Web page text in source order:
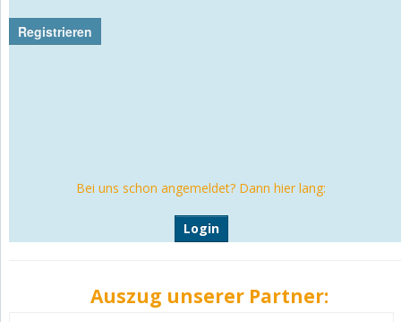
Bei uns schon angemeldet? Dann hier lang:
Login
Auszug unserer Partner: